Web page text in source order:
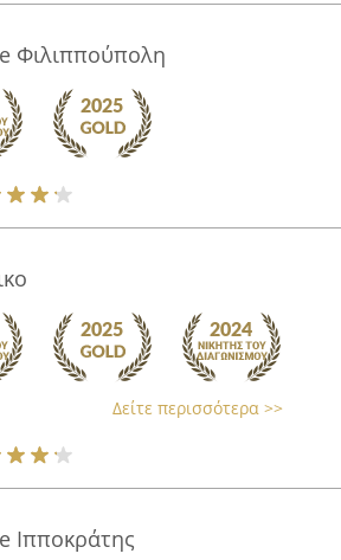
Φιλιππούπολη
Δείτε περισσότερα >>
Ιπποκράτης